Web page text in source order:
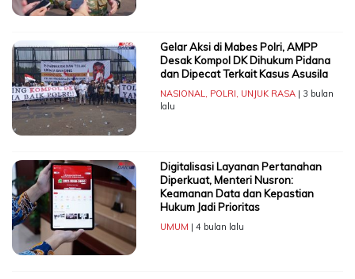
Gelar Aksi di Mabes Polri, AMPP
Desak Kompol DK Dihukum Pidana
dan Dipecat Terkait Kasus Asusila
NASIONAL, POLRI, UNJUK RASA| 3 bulan
lalu
Digitalisasi Layanan Pertanahan
Diperkuat, Menteri Nusron:
Keamanan Data dan Kepastian
Hukum Jadi Prioritas
UMUM | 4 bulan lalu